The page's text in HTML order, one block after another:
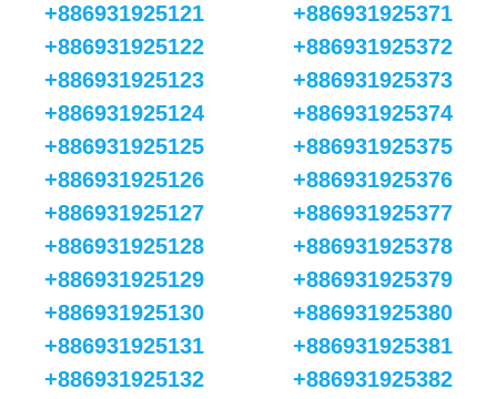
+886931925121
+886931925122
+886931925123
+886931925124
+886931925125
+886931925126
+886931925127
+886931925128
+886931925129
+886931925130
+886931925131
+886931925132
+886931925371
+886931925372
+886931925373
+886931925374
+886931925375
+886931925376
+886931925377
+886931925378
+886931925379
+886931925380
+886931925381
+886931925382